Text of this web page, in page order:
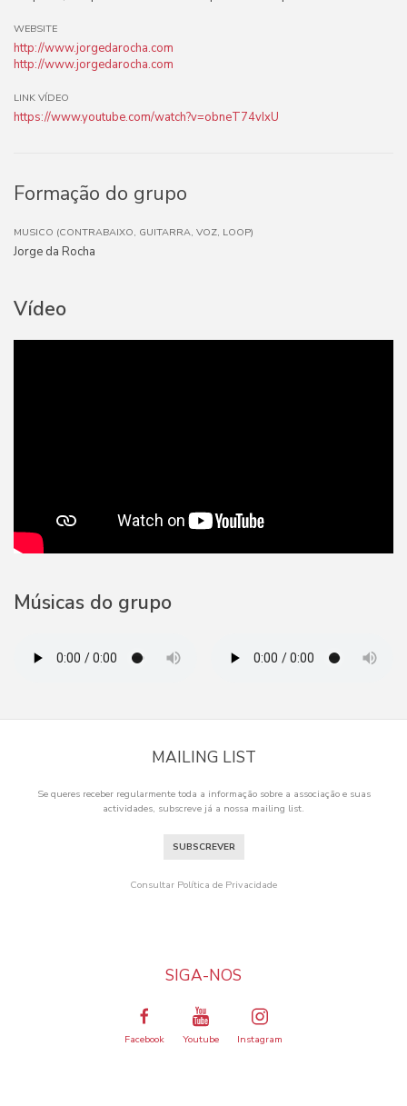
WEBSITE
http://www.jorgedarocha.com
http://www.jorgedarocha.com
LINK VÍDEO
https://www.youtube.com/watch?v=obneT74vIxU
Formação do grupo
MUSICO (CONTRABAIXO, GUITARRA, VOZ, LOOP)
Jorge da Rocha
Vídeo
Músicas do grupo
MAILING LIST
Se queres receber regularmente toda a informação sobre a associação e suas
actividades, subscreve já a nossa mailing list.
SUBSCREVER
Consultar Política de Privacidade
SIGA-NOS
Facebook Youtube Instagram